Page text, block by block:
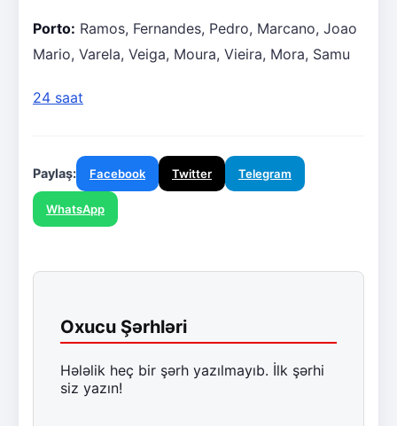
Porto: Ramos, Fernandes, Pedro, Marcano, Joao
Mario, Varela, Veiga, Moura, Vieira, Mora, Samu
24 saat
Paylaş: Facebook Twitter Telegram
WhatsApp
Oxucu Şərhləri
Hələlik heç bir şərh yazılmayıb. İlk şərhi
siz yazın!